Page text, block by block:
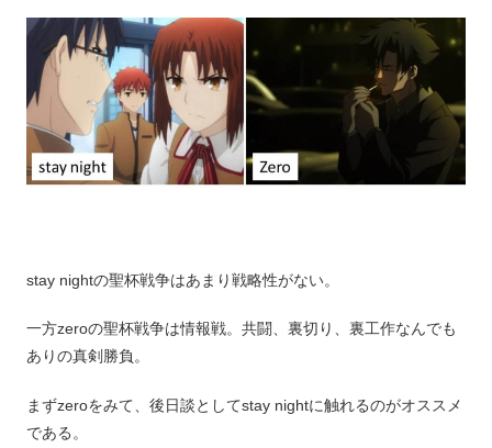
stay nightの聖杯戦争はあまり戦略性がない。
一方zeroの聖杯戦争は情報戦。共闘、裏切り、裏工作なんでも
ありの真剣勝負。
まずzeroをみて、後日談としてstay nightに触れるのがオススメ
である。